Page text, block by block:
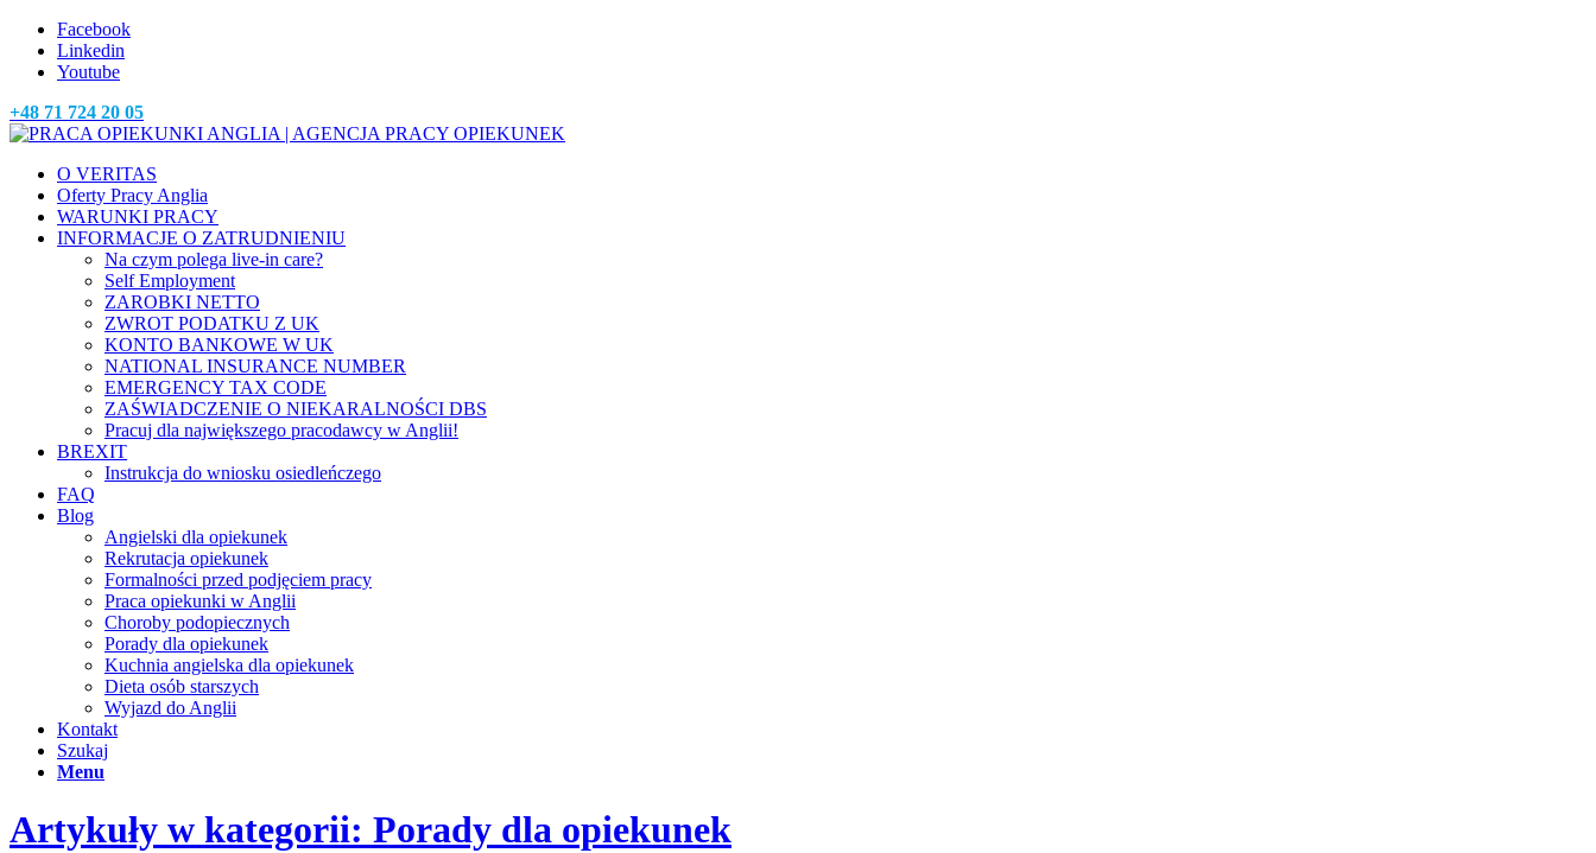
Facebook
Linkedin
Youtube
+48 71 724 20 05
O VERITAS
Oferty Pracy Anglia
WARUNKI PRACY
INFORMACJE O ZATRUDNIENIU
Na czym polega live-in care?
Self Employment
ZAROBKI NETTO
ZWROT PODATKU Z UK
KONTO BANKOWE W UK
NATIONAL INSURANCE NUMBER
EMERGENCY TAX CODE
ZAŚWIADCZENIE O NIEKARALNOŚCI DBS
Pracuj dla największego pracodawcy w Anglii!
BREXIT
Instrukcja do wniosku osiedleńczego
FAQ
Blog
Angielski dla opiekunek
Rekrutacja opiekunek
Formalności przed podjęciem pracy
Praca opiekunki w Anglii
Choroby podopiecznych
Porady dla opiekunek
Kuchnia angielska dla opiekunek
Dieta osób starszych
Wyjazd do Anglii
Kontakt
Szukaj
Menu
Artykuły w kategorii: Porady dla opiekunek